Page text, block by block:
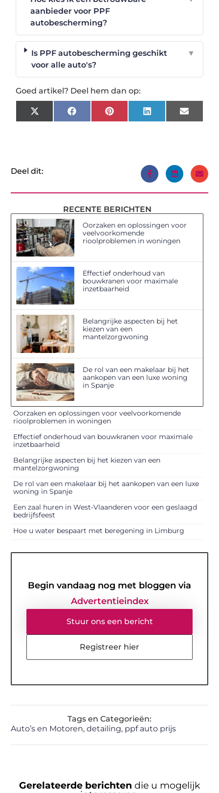
aanbieder voor PPF
autobescherming?
Is PPF autobescherming geschikt
voor alle auto's?
▼
Goed artikel? Deel hem dan op:
X
(Twitter)
FacebookPinterestLinkedInEmail
Deel dit:
RECENTE BERICHTEN
Oorzaken en oplossingen voor
veelvoorkomende
rioolproblemen in woningen
Effectief onderhoud van
bouwkranen voor maximale
inzetbaarheid
Belangrijke aspecten bij het
kiezen van een
mantelzorgwoning
De rol van een makelaar bij het
aankopen van een luxe woning
in Spanje
Oorzaken en oplossingen voor veelvoorkomende
rioolproblemen in woningen
Effectief onderhoud van bouwkranen voor maximale
inzetbaarheid
Belangrijke aspecten bij het kiezen van een
mantelzorgwoning
De rol van een makelaar bij het aankopen van een luxe
woning in Spanje
Een zaal huren in West-Vlaanderen voor een geslaagd
bedrijfsfeest
Hoe u water bespaart met beregening in Limburg
Begin vandaag nog met bloggen via
Advertentieindex
Stuur ons een bericht
Registreer hier
Tags en Categorieën:
Auto’s en Motoren,detailing, ppf auto prijs
Gerelateerde berichten die u mogelijk